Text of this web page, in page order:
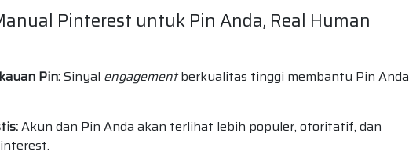
Pinterest untuk Pin Anda, Real Human
Pin:Sinyal engagementberkualitas tinggi membantu Pin Anda
Akun dan Pin Anda akan terlihat lebih populer, otoritatif, dan